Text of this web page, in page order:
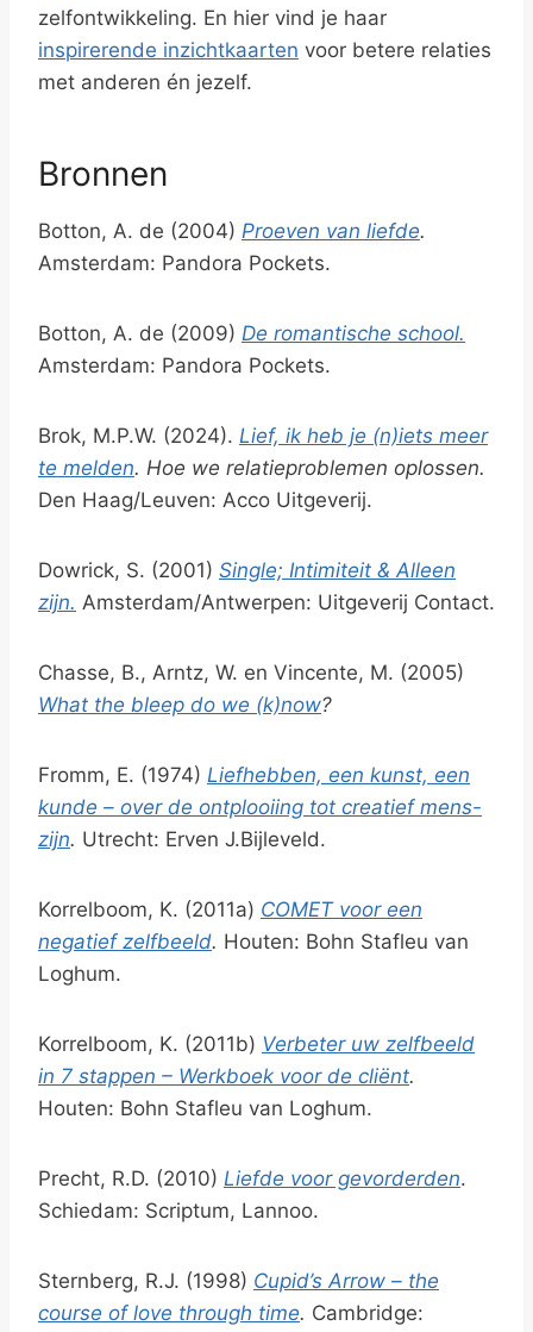
zelfontwikkeling. En hier vind je haar
inspirerende inzichtkaarten voor betere relaties
met anderen én jezelf.
Bronnen
Botton, A. de (2004) Proeven van liefde.
Amsterdam: Pandora Pockets.
Botton, A. de (2009) De romantische school.
Amsterdam: Pandora Pockets.
Brok, M.P.W. (2024). Lief, ik heb je (n)iets meer
te melden. Hoe we relatieproblemen oplossen.
Den Haag/Leuven: Acco Uitgeverij.
Dowrick, S. (2001) Single; Intimiteit & Alleen
zijn. Amsterdam/Antwerpen: Uitgeverij Contact.
Chasse, B., Arntz, W. en Vincente, M. (2005)
What the bleep do we (k)now?
Fromm, E. (1974) Liefhebben, een kunst, een
kunde – over de ontplooiing tot creatief mens-
zijn. Utrecht: Erven J.Bijleveld.
Korrelboom, K. (2011a) COMET voor een
negatief zelfbeeld. Houten: Bohn Stafleu van
Loghum.
Korrelboom, K. (2011b) Verbeter uw zelfbeeld
in 7 stappen – Werkboek voor de cliënt.
Houten: Bohn Stafleu van Loghum.
Precht, R.D. (2010) Liefde voor gevorderden.
Schiedam: Scriptum, Lannoo.
Sternberg, R.J. (1998) Cupid’s Arrow – the
course of love through time. Cambridge: